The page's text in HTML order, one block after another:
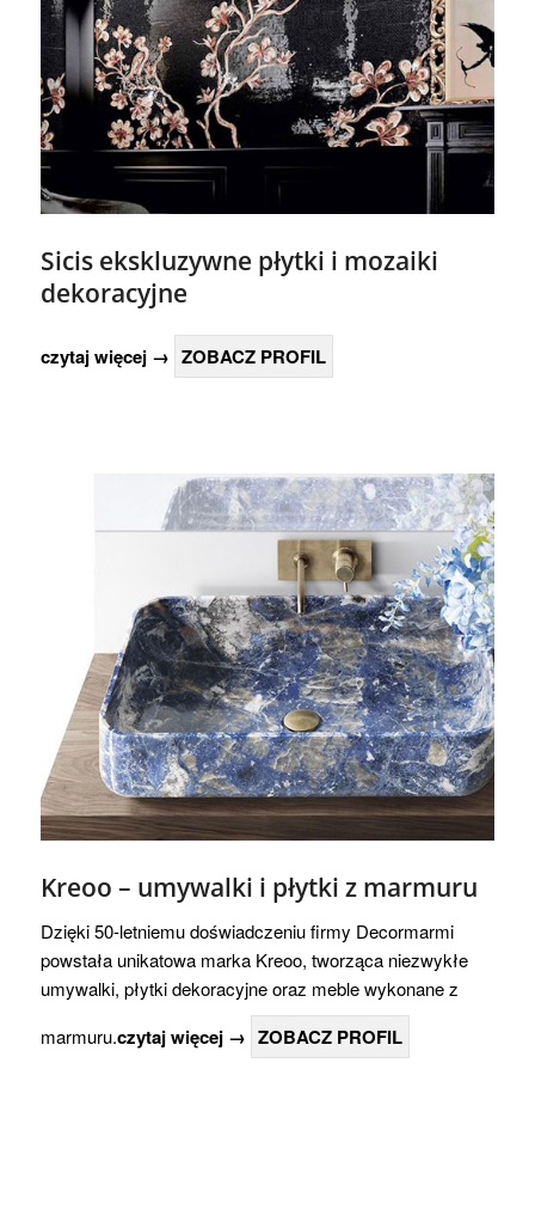
Sicis ekskluzywne płytki i mozaiki
dekoracyjne
czytaj więcej → ZOBACZ PROFIL
Kreoo – umywalki i płytki z marmuru
Dzięki 50-letniemu doświadczeniu firmy Decormarmi
powstała unikatowa marka Kreoo, tworząca niezwykłe
umywalki, płytki dekoracyjne oraz meble wykonane z
marmuru.czytaj więcej → ZOBACZ PROFIL